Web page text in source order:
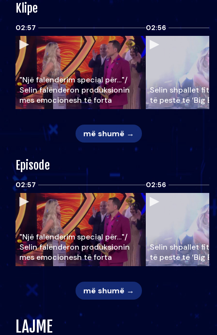
Klipe
02:57
"Një falenderim special për…"/
Selin falënderon produksionin
mes emocionesh të forta
02:56
Selin shpallet
të pestë të ‘Big
më shumë →
Episode
02:57
"Një falenderim special për…"/
Selin falënderon produksionin
mes emocionesh të forta
02:56
Selin shpallet
të pestë të ‘Big
më shumë →
LAJME